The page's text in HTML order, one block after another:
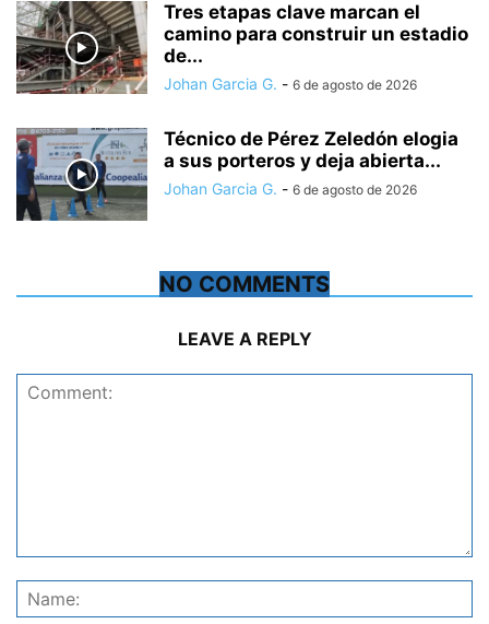
Tres etapas clave marcan el
camino para construir un estadio
de...
Johan Garcia G. - 6 de agosto de 2026
Técnico de Pérez Zeledón elogia
a sus porteros y deja abierta...
Johan Garcia G. - 6 de agosto de 2026
NO COMMENTS
LEAVE A REPLY